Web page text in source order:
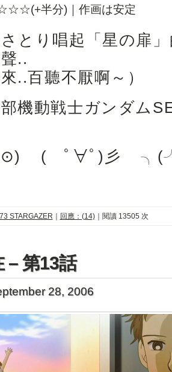
半分)｜作画は安定
とり唱起「星の扉
..
..百聽不厭啊～）
機動戦士ガンダム
( ﾟ∀ﾟ)彡
STARGAZER 回應：(14)｜閱讀 13505 次
– 第13話
28, 2006